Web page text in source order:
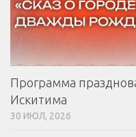
Программа
Искитима
30 ИЮЛ, 2026